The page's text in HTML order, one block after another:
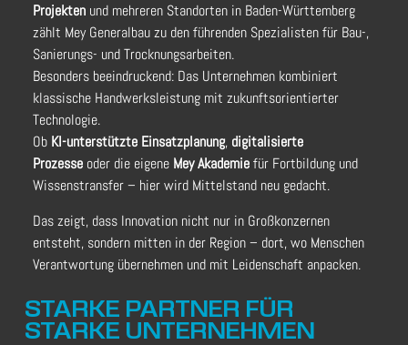
Projekten und mehreren Standorten in Baden-Württemberg
zählt Mey Generalbau zu den führenden Spezialisten für Bau-,
Sanierungs- und Trocknungsarbeiten.
Besonders beeindruckend: Das Unternehmen kombiniert
klassische Handwerksleistung mit zukunftsorientierter
Technologie.
Ob KI-unterstützte Einsatzplanung, digitalisierte
Prozesse oder die eigene MeyAkademiefür Fortbildung und
Wissenstransfer – hier wird Mittelstand neu gedacht.
Das zeigt, dass Innovation nicht nur in Großkonzernen
entsteht, sondern mitten in der Region – dort, wo Menschen
Verantwortung übernehmen und mit Leidenschaft anpacken.
STARKE PARTNER FÜR
STARKE UNTERNEHMEN